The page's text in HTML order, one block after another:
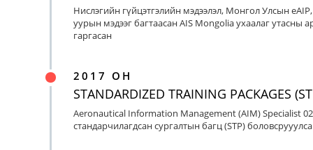
Нислэгийн гүйцэтгэлийн мэдээлэл, Монгол Улсын
уурын мэдээг багтаасан AIS Mongolia ухаалаг утасны
гаргасан
2017 ОН
STANDARDIZED TRAINING PACKAGES
Aeronautical Information Management (AIM) Specialist
стандарчилагдсан сургалтын багц (STP)